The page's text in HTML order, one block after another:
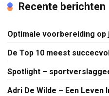
Recente berichten
Optimale voorbereiding
De Top 10 meest
Spotlight –
Adri De Wilde – Een Leven